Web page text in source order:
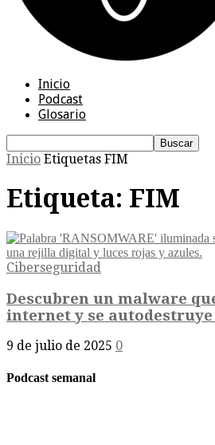
Inicio
Podcast
Glosario
Inicio Etiquetas FIM
Etiqueta: FIM
Ciberseguridad
Descubren un malware
internet y se autodestruye
9 de julio de 2025 0
Podcast semanal